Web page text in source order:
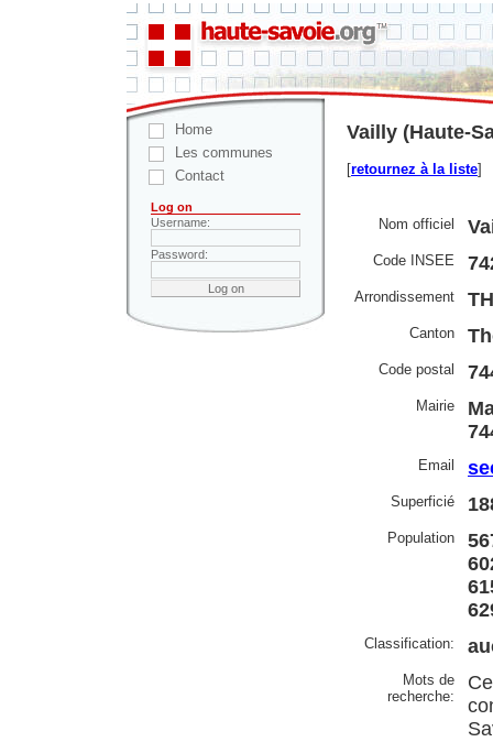
Home
Les communes
Contact
Log on
Username:
Password:
Vailly (Haute-
[retournez à la liste]
Nom officiel
Code INSEE
Arrondissement
Canton
Code postal
Mairie
Email
Superficié
Population
Classification:
Mots de
recherche: